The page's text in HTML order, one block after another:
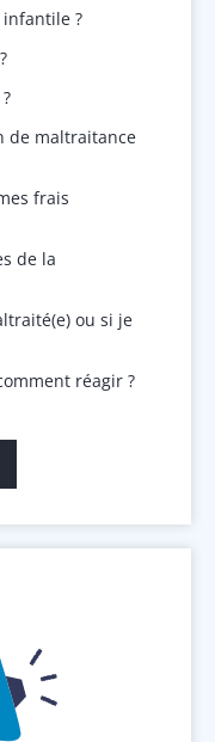
infantile ?
de maltraitance
frais
de la
ou si je
réagir ?